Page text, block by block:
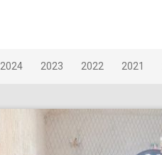
2024 2023 2022 2021